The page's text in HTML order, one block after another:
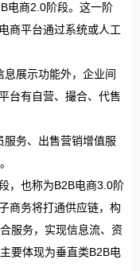
电商2.0阶段。这一阶
商平台通过系统或人工
息展示功能外，企业间
台有自营、撮合、代售
服务、出售营销增值服
，也称为B2B电商3.0阶
商务将打通供应链，构
服务，实现信息流、资
要体现为垂直类B2B电